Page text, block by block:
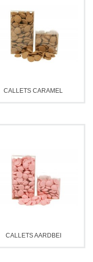
CALLETS CARAMEL
CALLETS AARDBEI